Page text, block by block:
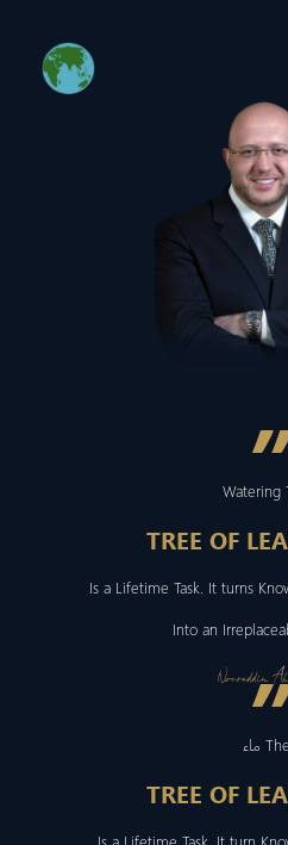
”
Watering
TREE OF
Is a Lifetime Task. It turns
Into an
Noureddin
”
ماء The
TREE OF
Is a Lifetime Task. It turn